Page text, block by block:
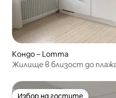
Кондо – Lomma
Жилище в близост до